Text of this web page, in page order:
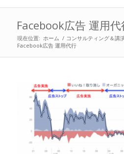
Facebook広告 運用代
現在位置: ホーム / コンサルティング＆講
Facebook広告 運用代行